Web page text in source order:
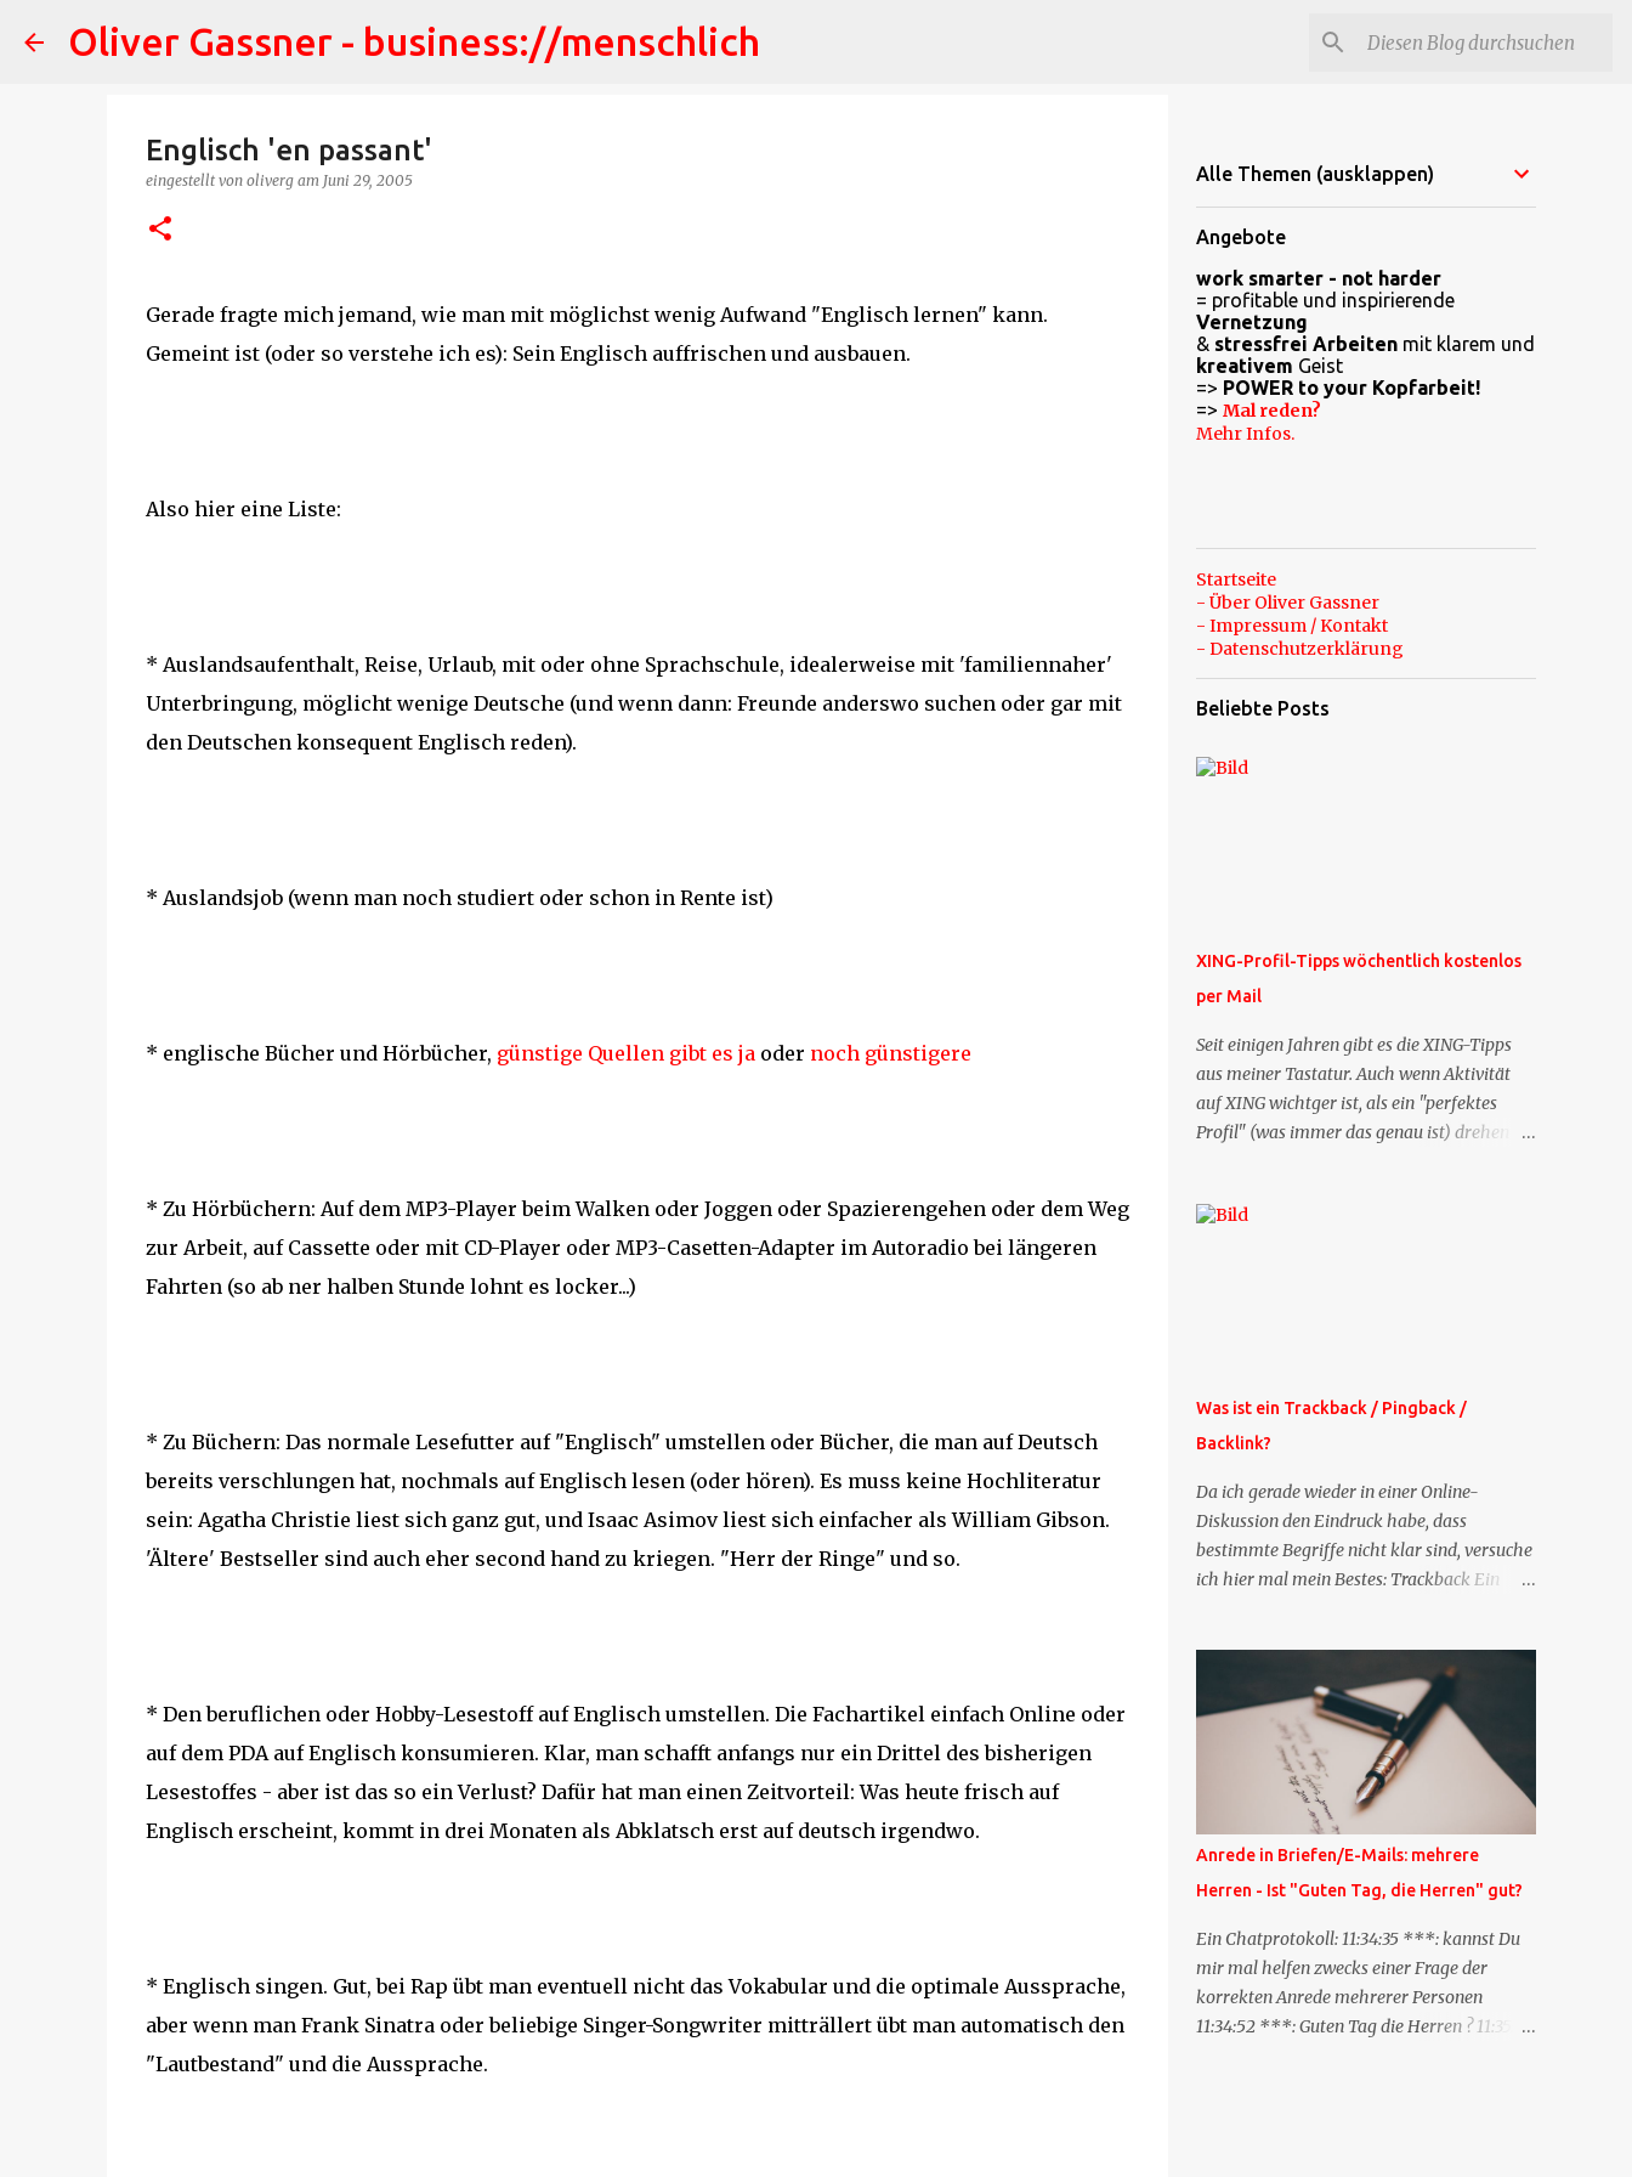
Direkt zum Hauptbereich
Oliver Gassner - business://menschlich
Englisch 'en passant'
eingestellt von oliverg am Juni 29, 2005
Gerade fragte mich jemand, wie man mit möglichst wenig Aufwand "Englisch lernen" kann.
Gemeint ist (oder so verstehe ich es): Sein Englisch auffrischen und ausbauen.
Also hier eine Liste:
* Auslandsaufenthalt, Reise, Urlaub, mit oder ohne Sprachschule, idealerweise mit 'familiennaher'
Unterbringung, möglicht wenige Deutsche (und wenn dann: Freunde anderswo suchen oder gar mit
den Deutschen konsequent Englisch reden).
* Auslandsjob (wenn man noch studiert oder schon in Rente ist)
* englische Bücher und Hörbücher, günstige Quellen gibt es jaoder noch günstigere
* Zu Hörbüchern: Auf dem MP3-Player beim Walken oder Joggen oder Spazierengehen oder dem Weg
zur Arbeit, auf Cassette oder mit CD-Player oder MP3-Casetten-Adapter im Autoradio bei längeren
Fahrten (so ab ner halben Stunde lohnt es locker...)
* Zu Büchern: Das normale Lesefutter auf "Englisch" umstellen oder Bücher, die man auf Deutsch
bereits verschlungen hat, nochmals auf Englisch lesen (oder hören). Es muss keine Hochliteratur
sein: Agatha Christie liest sich ganz gut, und Isaac Asimov liest sich einfacher als William Gibson.
'Ältere' Bestseller sind auch eher second hand zu kriegen. "Herr der Ringe" und so.
* Den beruflichen oder Hobby-Lesestoff auf Englisch umstellen. Die Fachartikel einfach Online oder
auf dem PDA auf Englisch konsumieren. Klar, man schafft anfangs nur ein Drittel des bisherigen
Lesestoffes - aber ist das so ein Verlust? Dafür hat man einen Zeitvorteil: Was heute frisch auf
Englisch erscheint, kommt in drei Monaten als Abklatsch erst auf deutsch irgendwo.
* Englisch singen. Gut, bei Rap übt man eventuell nicht das Vokabular und die optimale Aussprache,
aber wenn man Frank Sinatra oder beliebige Singer-Songwriter mitträllert übt man automatisch den
"Lautbestand" und die Aussprache.
Alle Themen (ausklappen)
Angebote
work smarter - not harder
= profitable und inspirierende
Vernetzung
& stressfrei Arbeitenmit klarem und
kreativem Geist
=> POWER to your Kopfarbeit!
=> Mal reden?
Mehr Infos.
Startseite
- Über Oliver Gassner
- Impressum / Kontakt
- Datenschutzerklärung
Beliebte Posts
XING-Profil-Tipps wöchentlich kostenlos
per Mail
Seit einigen Jahren gibt es die XING-Tipps
aus meiner Tastatur. Auch wenn Aktivität
auf XING wichtger ist, als ein "perfektes
Profil" (was immer das genau ist) drehen
es jetzt die Profil-Fragen zu XING als eigene
Weitere Mailangebote dieser Art sehen Sie
auf meiner XING-Seite oder hier oben rechts
im Blog. Die Profilfragen werde ich
mittelfristig aus der normalen XING-Tipp-
Mail entfernen, da ich sie so nur an einer
Stelle pflegen muss.
Was ist ein Trackback / Pingback /
Backlink?
Da ich gerade wieder in einer Online-
Diskussion den Eindruck habe, dass
bestimmte Begriffe nicht klar sind, versuche
ich hier mal mein Bestes: Trackback Ein
besagt: "Lieber Blogeintrag, ich habe einen
Kommentar zu dir geschrieben, aber nicht
bei dir in den Kommentaren sondern in
meinem Blog. Bitte vermerke das doch,
damit deine Leser auch mal vorbeischauen,
was ich zu deinem Inhalt zu sagen hatte."
Diese Nachrichtenfunktion wird
'angestoßen' in dem 'mein' Blog an die
'TrackbackURL' des Anderen einen 'Ping'
schickt, d.h. ein paar Parameter übergibt
(URL meines Eintrags, Kurzzitat meines
Beitrags). Praktisch muss man nichts
Anderes tun, als die TrackbackURL beim
Anrede in Briefen/E-Mails: mehrere
Herren - Ist "Guten Tag, die Herren" gut?
Ein Chatprotokoll: 11:34:35 ***: kannst Du
mir mal helfen zwecks einer Frage der
korrekten Anrede mehrerer Personen
11:34:52 ***: Guten Tag die Herren ? 11:35:07